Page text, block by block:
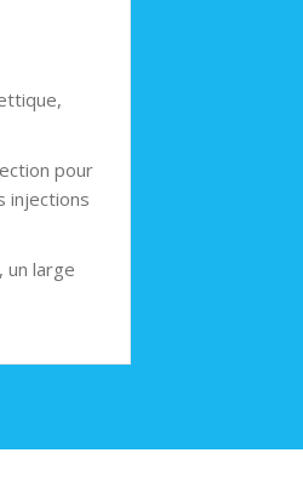
pour
injections
un large